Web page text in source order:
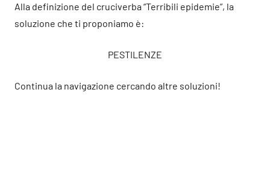
Alla definizione del cruciverba “Terribili epidemie”, la
soluzione che ti proponiamo è:
PESTILENZE
Continua la navigazione cercando altre soluzioni!